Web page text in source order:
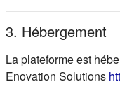
3. Hébergement
La plateforme est
Enovation Solutions